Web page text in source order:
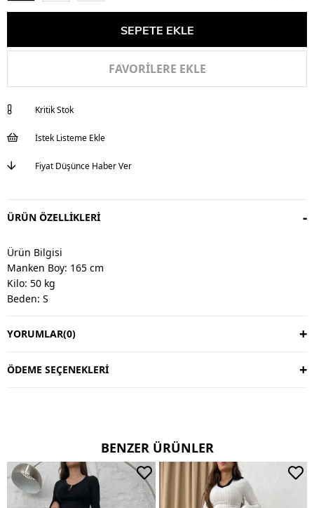
FAVORILERE EKLE
Kritik Stok
İstek Listeme Ekle
Fiyat Düşünce Haber Ver
ÜRÜN ÖZELLIKLERI
Ürün Bilgisi
Manken Boy: 165 cm
Kilo: 50 kg
Beden: S
Değişim & İade
Değişim süresi 3 iş günüdür.
Ters çevirerek yıkayınız.
Çift renkli ürünlerde yıkama mendili kullanınız.
Deri ve süet ürünleri makinede yıkamayınız, kuru temizleme
tercih ediniz.
YORUMLAR(0)
ÖDEME SEÇENEKLERI
BENZER ÜRÜNLER